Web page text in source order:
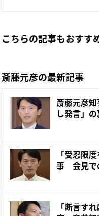
こちらの記事もおすす
斎藤元彦の最新記事
斎藤元彦
し発言」
「受忍限
事 会見で
「断言す